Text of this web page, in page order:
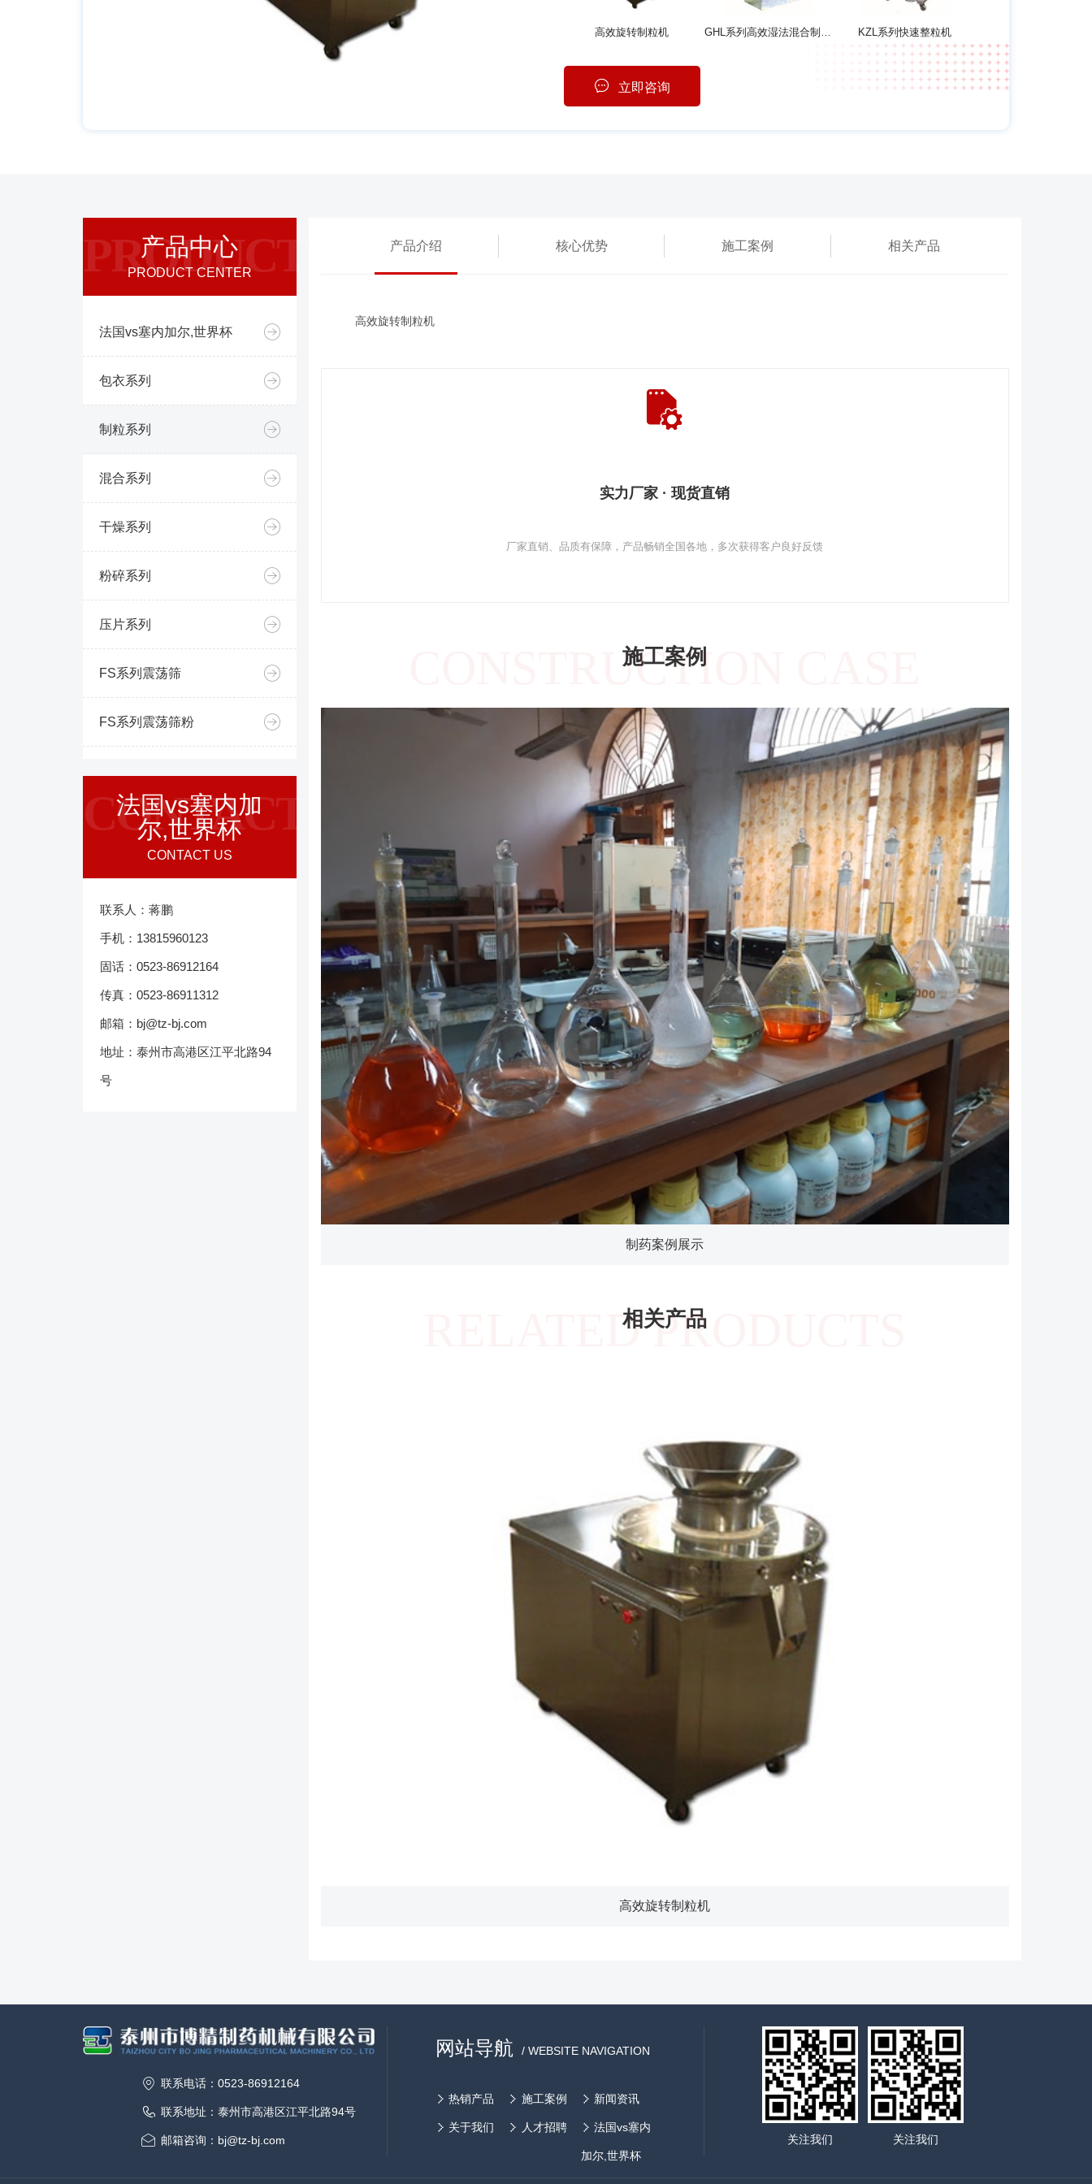
高效旋转制粒机 GHL系列高效湿法混合制粒机 KZL系列快速整粒机
立即咨询
产品中心
PRODUCT CENTER
PRODUCT
法国vs塞内加尔,世界杯
包衣系列
制粒系列
混合系列
干燥系列
粉碎系列
压片系列
FS系列震荡筛
FS系列震荡筛粉
法国vs塞内加
尔,世界杯
CONTACT US
CONTACT
联系人：蒋鹏
手机：13815960123
固话：0523-86912164
传真：0523-86911312
邮箱：bj@tz-bj.com
地址：泰州市高港区江平北路94
号
产品介绍 核心优势 施工案例 相关产品
高效旋转制粒机
实力厂家 · 现货直销
厂家直销、品质有保障，产品畅销全国各地，多次获得客户良好反馈
施工案例
CONSTRUCTION CASE
制药案例展示
相关产品
RELATED PRODUCTS
高效旋转制粒机
联系电话：0523-86912164
联系地址：泰州市高港区江平北路94号
邮箱咨询：bj@tz-bj.com
网站导航 / WEBSITE NAVIGATION
热销产品 施工案例 新闻资讯
关于我们 人才招聘 法国vs塞内
加尔,世界杯
关注我们 关注我们